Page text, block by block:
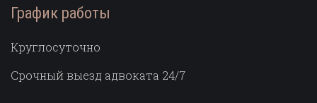
График работы
Круглосуточно
Срочный выезд адвоката 24/7